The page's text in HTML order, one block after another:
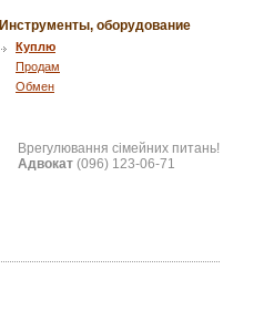
Инструменты, оборудование
Куплю
Продам
Обмен
Врегулювання сімейних питань!
Адвокат (096) 123-06-71